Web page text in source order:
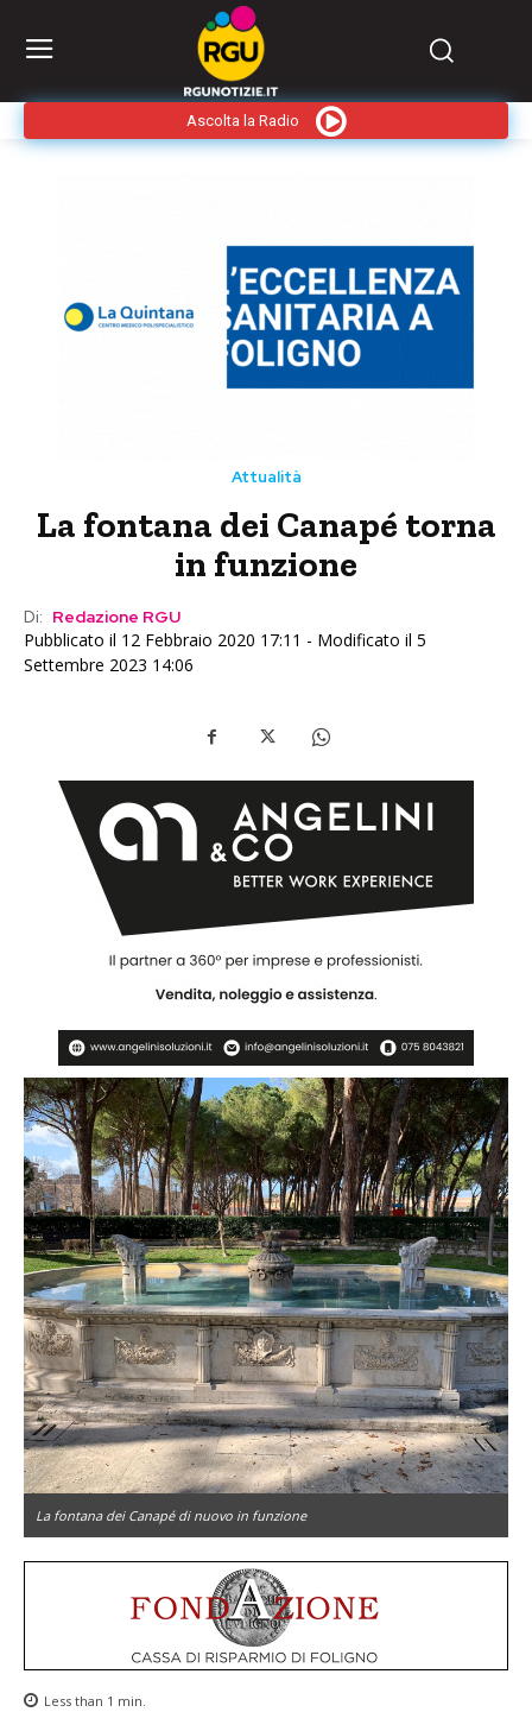
Ascolta la Radio
Attualità
La fontana dei Canapé torna
in funzione
Di: Redazione RGU
Pubblicato il 12 Febbraio 2020 17:11 - Modificato il 5
Settembre 2023 14:06
La fontana dei Canapé di nuovo in funzione
Less than 1 min.